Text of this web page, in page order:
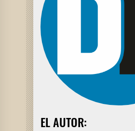
EL AUTOR: